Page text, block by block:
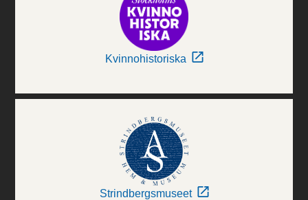
Kvinnohistoriska
Strindbergsmuseet